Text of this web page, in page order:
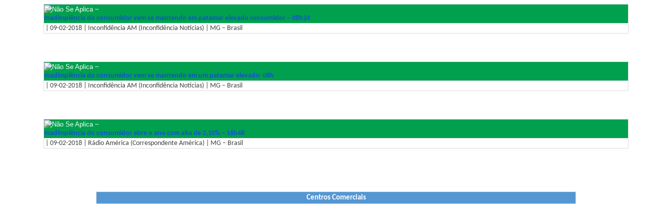
–
Inadimplência do consumidor vem se mantendo em patamar elevado consumidor – 08h24
| 09-02-2018 | Inconfidência AM (Inconfidência Notícias) | MG – Brasil
–
Inadimplência do consumidor vem se mantendo em um patamar elevado- 08h
| 09-02-2018 | Inconfidência AM (Inconfidência Notícias) | MG – Brasil
–
Inadimplência do consumidor abre o ano com alta de 2,10% – 16h48
| 09-02-2018 | Rádio América (Correspondente América) | MG – Brasil
Centros Comerciais